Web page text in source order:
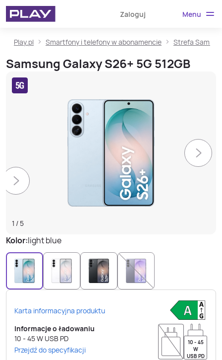
Zaloguj Menu
Play.pl Smartfony i telefony w abonamencie Strefa
Samsung Galaxy S26+ 5G 512GB
1 /5
Kolor:light blue
Karta informacyjna produktu
Informacje o ładowaniu
10 - 45W USB PD
Przejdź do specyfikacji
10 - 45
W
USB PD